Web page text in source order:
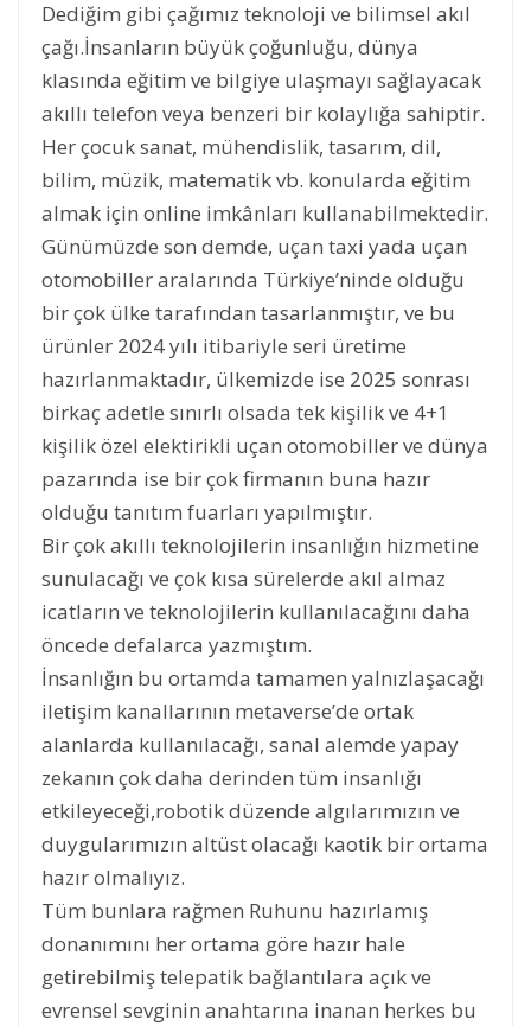
Dediğim gibi çağımız teknoloji ve bilimsel akıl
çağı.İnsanların büyük çoğunluğu, dünya
klasında eğitim ve bilgiye ulaşmayı sağlayacak
akıllı telefon veya benzeri bir kolaylığa sahiptir.
Her çocuk sanat, mühendislik, tasarım, dil,
bilim, müzik, matematik vb. konularda eğitim
almak için online imkânları kullanabilmektedir.
Günümüzde son demde, uçan taxi yada uçan
otomobiller aralarında Türkiye’ninde olduğu
bir çok ülke tarafından tasarlanmıştır, ve bu
ürünler 2024 yılı itibariyle seri üretime
hazırlanmaktadır, ülkemizde ise 2025 sonrası
birkaç adetle sınırlı olsada tek kişilik ve 4+1
kişilik özel elektirikli uçan otomobiller ve dünya
pazarında ise bir çok firmanın buna hazır
olduğu tanıtım fuarları yapılmıştır.
Bir çok akıllı teknolojilerin insanlığın hizmetine
sunulacağı ve çok kısa sürelerde akıl almaz
icatların ve teknolojilerin kullanılacağını daha
öncede defalarca yazmıştım.
İnsanlığın bu ortamda tamamen yalnızlaşacağı
iletişim kanallarının metaverse’de ortak
alanlarda kullanılacağı, sanal alemde yapay
zekanın çok daha derinden tüm insanlığı
etkileyeceği,robotik düzende algılarımızın ve
duygularımızın altüst olacağı kaotik bir ortama
hazır olmalıyız.
Tüm bunlara rağmen Ruhunu hazırlamış
donanımını her ortama göre hazır hale
getirebilmiş telepatik bağlantılara açık ve
evrensel sevginin anahtarına inanan herkes bu